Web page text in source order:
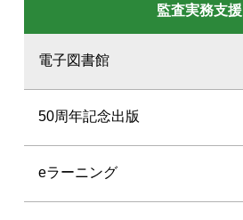
監査実務支援
電子図書館
50周年記念出版
eラーニング